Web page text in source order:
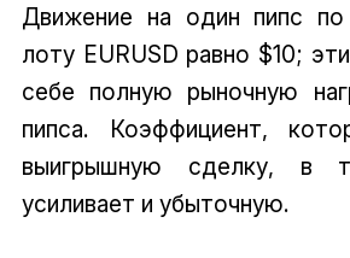
Движение на один пипс по
лоту EURUSD равно $10;
себе полную рыночную
пипса. Коэффициент,
выигрышную сделку, в
усиливает и убыточную.